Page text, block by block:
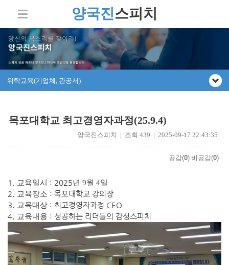
양국진스피치
위탁교육(기업체, 관공서)
목포대학교 최고경영자과정(25.9.4)
양국진스피치 | 조회 439 | 2025-09-17 22:43:35
공감(0) 비공감(0)
1. 교육일시 : 2025년 9월 4일
2. 교육장소 : 목포대학교 강의장
3.
교육대상 : 최고경영자과정 CEO
4.
교육내용 : 성공하는 리더들의 감성스피치